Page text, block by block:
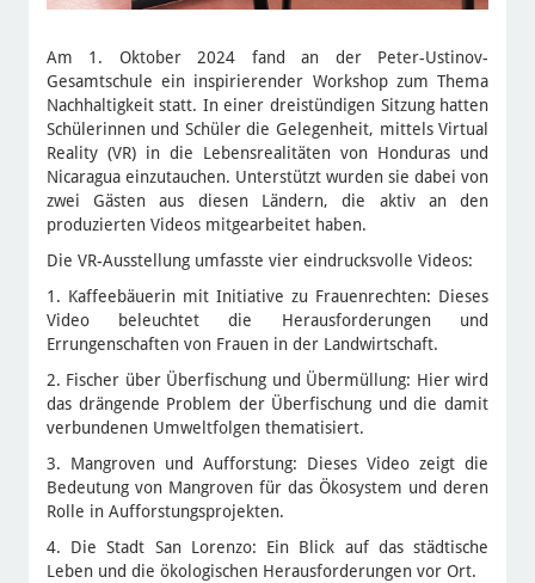
Am 1. Oktober 2024 fand an der Peter-Ustinov-
Gesamtschule ein inspirierender Workshop zum Thema
Nachhaltigkeit statt. In einer dreistündigen Sitzung hatten
Schülerinnen und Schüler die Gelegenheit, mittels Virtual
Reality (VR) in die Lebensrealitäten von Honduras und
Nicaragua einzutauchen. Unterstützt wurden sie dabei von
zwei Gästen aus diesen Ländern, die aktiv an den
produzierten Videos mitgearbeitet haben.
Die VR-Ausstellung umfasste vier eindrucksvolle Videos:
1. Kaffeebäuerin mit Initiative zu Frauenrechten: Dieses
Video beleuchtet die Herausforderungen und
Errungenschaften von Frauen in der Landwirtschaft.
2. Fischer über Überfischung und Übermüllung: Hier wird
das drängende Problem der Überfischung und die damit
verbundenen Umweltfolgen thematisiert.
3. Mangroven und Aufforstung: Dieses Video zeigt die
Bedeutung von Mangroven für das Ökosystem und deren
Rolle in Aufforstungsprojekten.
4. Die Stadt San Lorenzo: Ein Blick auf das städtische
Leben und die ökologischen Herausforderungen vor Ort.